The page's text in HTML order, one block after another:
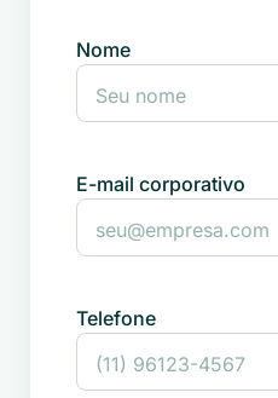
Nome
E-mail corporativo
Telefone